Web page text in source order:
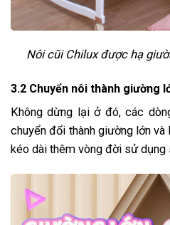
Nôi cũi Chilux được hạ
3.2 Chuyển nôi thành giường
Không dừng lại ở đó, các
chuyển đổi thành giường lớn
kéo dài thêm vòng đời sử dụng